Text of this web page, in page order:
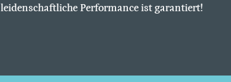
leidenschaftliche Performance ist garantiert!